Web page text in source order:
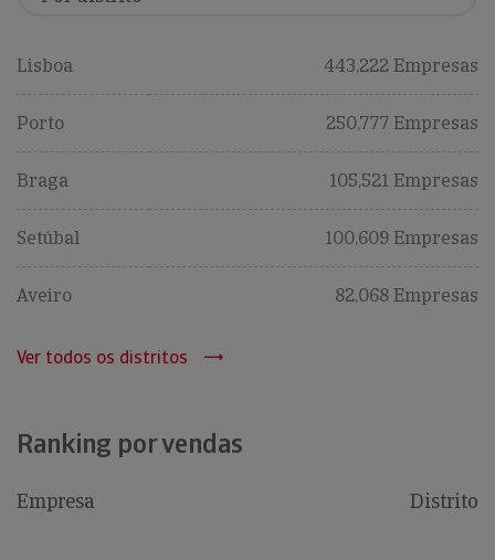
Lisboa 443,222 Empresas
Porto 250,777 Empresas
Braga 105,521 Empresas
Setúbal 100,609 Empresas
Aveiro 82,068 Empresas
Ver todos os distritos
Ranking por vendas
Empresa Distrito